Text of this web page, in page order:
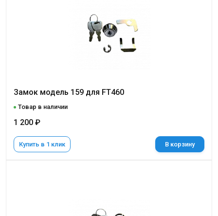
Замок модель 159 для FT460
Товар в наличии
1 200 ₽
Купить в 1 клик В корзину